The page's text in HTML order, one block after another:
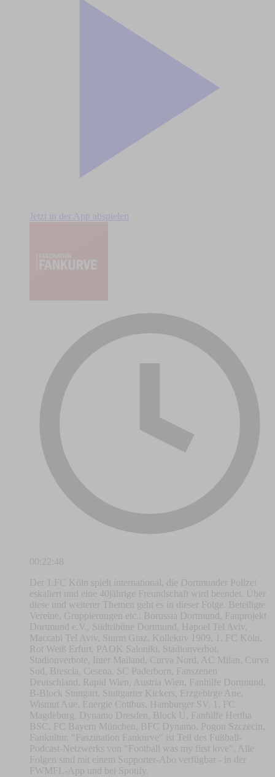
Jetzt in der App abspielen
00:22:48
Der 1.FC Köln spielt international, die Dortmunder Polizei
eskaliert und eine 40jährige Freundschaft wird beendet. Über
diese und weiterer Themen geht es in dieser Folge. Beteiligte
Vereine, Gruppierungen etc.: Borussia Dortmund, Fanprojekt
Dortmund e.V., Südtribüne Dortmund, Hapoel Tel Aviv,
Maccabi Tel Aviv, Sturm Graz, Kollektiv 1909, 1. FC Köln,
Rot Weiß Erfurt, PAOK Saloniki, Stadionverbot,
Stadionverbote, Inter Mailand, Curva Nord, AC Milan, Curva
Sud, Brescia, Cesena, SC Paderborn, Fanszenen
Deutschland, Rapid Wien, Austria Wien, Fanhilfe Dortmund,
B-Block Stuttgart, Stuttgarter Kickers, Erzgebirge Aue,
Wismut Aue, Energie Cottbus, Hamburger SV, 1. FC
Magdeburg, Dynamo Dresden, Block U, Fanhilfe Hertha
BSC, FC Bayern München, BFC Dynamo, Pogon Szczecin,
Fankultur. "Faszination Fankurve" ist Teil des Fußball-
Podcast-Netzwerks von "Football was my first love". Alle
Folgen sind mit einem Supporter-Abo verfügbar - in der
FWMFL-App und bei Spotify.